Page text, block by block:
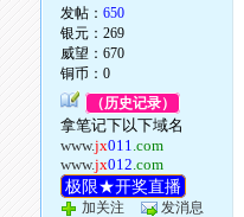
发帖：650
银元：269
威望：670
铜币：0
（历史记录）
拿笔记下以下域名
www.jx011.com
www.jx012.com
极限★开奖直播
加关注 发消息